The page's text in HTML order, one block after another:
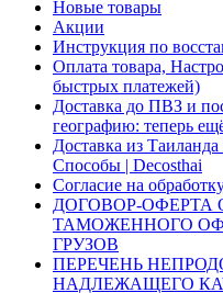
Новые товары
Акции
Инструкция по
Оплата товара,
быстрых платежей)
Доставка до ПВЗ и
географию: теперь
Доставка из
Способы | Decosthai
Согласие на
ДОГОВОР-ОФЕРТА
ТАМОЖЕННОГО
ГРУЗОВ
ПЕРЕЧЕНЬ
НАДЛЕЖАЩЕГО